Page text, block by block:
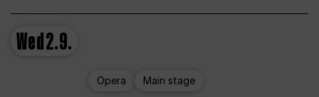
Wed2.9.
Opera Main stage